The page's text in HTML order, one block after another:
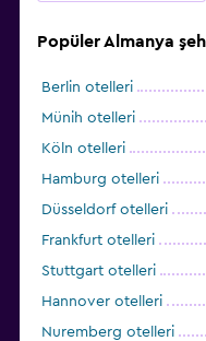
Popüler Almanya
Berlin otelleri
Münih otelleri
Köln otelleri
Hamburg otelleri
Düsseldorf otelleri
Frankfurt otelleri
Stuttgart otelleri
Hannover otelleri
Nuremberg otelleri